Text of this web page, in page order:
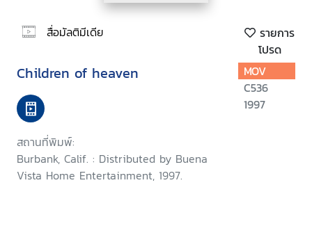
สื่อมัลติมีเดีย
รายการ
โปรด
Children of heaven
สถานที่พิมพ์:
Burbank, Calif. : Distributed by Buena
Vista Home Entertainment, 1997.
MOV
C536
1997